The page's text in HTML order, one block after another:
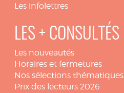
Les infolettres
LES + CONSULTÉS
Les nouveautés
Horaires et fermetures
Nos sélections thématiques
Prix des lecteurs 2026